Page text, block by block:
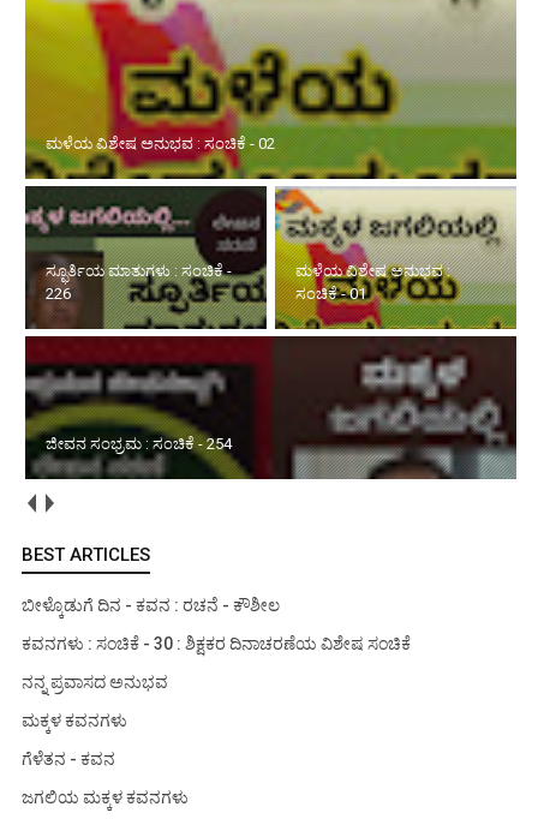
ಮಳೆಯ ವಿಶೇಷ ಅನುಭವ : ಸಂಚಿಕೆ - 02
ಸ್ಫೂರ್ತಿಯ ಮಾತುಗಳು : ಸಂಚಿಕೆ -
226
ಮಳೆಯ ವಿಶೇಷ ಅನುಭವ :
ಸಂಚಿಕೆ - 01
ಜೀವನ ಸಂಭ್ರಮ : ಸಂಚಿಕೆ - 254
BEST ARTICLES
ಬೀಳ್ಕೊಡುಗೆ ದಿನ - ಕವನ : ರಚನೆ - ಕೌಶೀಲ
ಕವನಗಳು : ಸಂಚಿಕೆ - 30 : ಶಿಕ್ಷಕರ ದಿನಾಚರಣೆಯ ವಿಶೇಷ ಸಂಚಿಕೆ
ನನ್ನ ಪ್ರವಾಸದ ಅನುಭವ
ಮಕ್ಕಳ ಕವನಗಳು
ಗೆಳೆತನ - ಕವನ
ಜಗಲಿಯ ಮಕ್ಕಳ ಕವನಗಳು